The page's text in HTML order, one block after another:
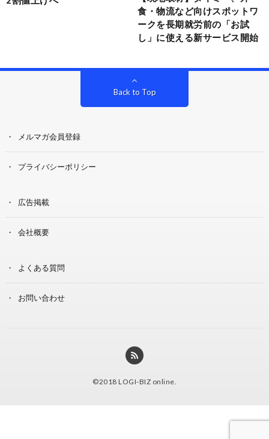
食・物流など向けスポットワ
ークを長期就労前の「お試
し」に使える新サービス開始
Back to Top
メルマガ会員登録
プライバシーポリシー
広告掲載
会社概要
よくある質問
お問い合わせ
©2018 LOGI-BIZ online